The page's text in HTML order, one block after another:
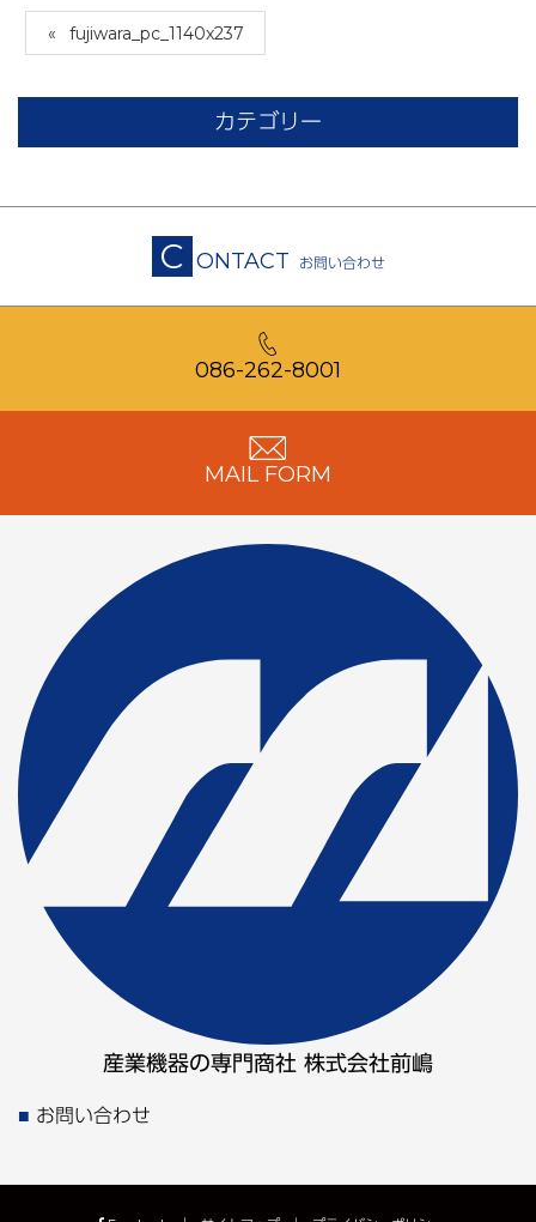
fujiwara_pc_1140x237
カテゴリー
C ONTACT お問い合わせ
086-262-8001
MAIL FORM
産業機器の専門商社 株式会社前嶋
お問い合わせ